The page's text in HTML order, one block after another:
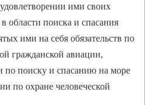
ими своих
области поиска и спасания
ими на себя обязательств по
гражданской авиации,
поиску и спасанию на море
по охране человеческой